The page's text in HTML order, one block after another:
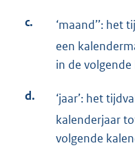
c. ‘maand’’: het
een
in de
d. ‘jaar’: het
kalenderjaar
volgende